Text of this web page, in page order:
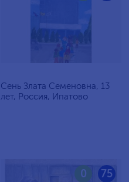
Сень Злата Семеновна, 13
лет, Россия, Ипатово
75
0